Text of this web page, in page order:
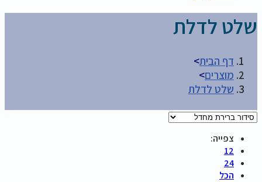
שלט לדלת
דף הבית>
מוצרים>
שלט לדלת
צפייה:
12
24
הכל